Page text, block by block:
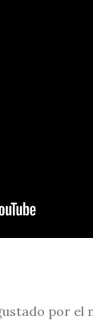
por el